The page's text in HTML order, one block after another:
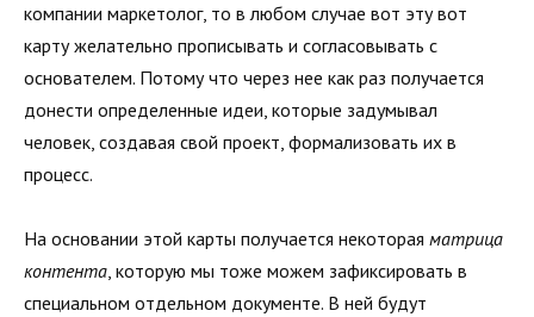
компании маркетолог, то в любом случае вот эту вот
карту желательно прописывать и согласовывать с
основателем. Потому что через нее как раз получается
донести определенные идеи, которые задумывал
человек, создавая свой проект, формализовать их в
процесс.
На основании этой карты получается некоторая матрица
контента, которую мы тоже можем зафиксировать в
специальном отдельном документе. В ней будут